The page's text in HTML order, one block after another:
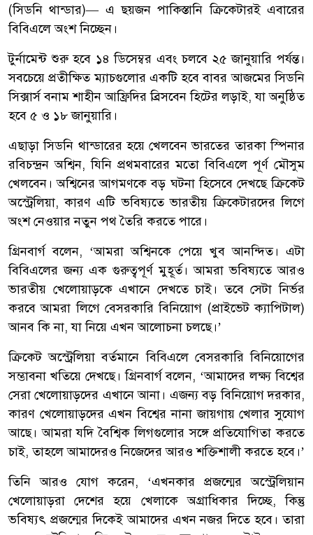
(সিডনি থান্ডার)— এ ছয়জন পাকিস্তানি ক্রিকেটারই এবারের
বিবিএলে অংশ নিচ্ছেন।
টুর্নামেন্ট শুরু হবে ১৪ ডিসেম্বর এবং চলবে ২৫ জানুয়ারি পর্যন্ত।
সবচেয়ে প্রতীক্ষিত ম্যাচগুলোর একটি হবে বাবর আজমের সিডনি
সিক্সার্স বনাম শাহীন আফ্রিদির ব্রিসবেন হিটের লড়াই, যা অনুষ্ঠিত
হবে ৫ ও ১৮ জানুয়ারি।
এছাড়া সিডনি থান্ডারের হয়ে খেলবেন ভারতের তারকা স্পিনার
রবিচন্দ্রন অশ্বিন, যিনি প্রথমবারের মতো বিবিএলে পূর্ণ মৌসুম
খেলবেন। অশ্বিনের আগমণকে বড় ঘটনা হিসেবে দেখছে ক্রিকেট
অস্ট্রেলিয়া, কারণ এটি ভবিষ্যতে ভারতীয় ক্রিকেটারদের লিগে
অংশ নেওয়ার নতুন পথ তৈরি করতে পারে।
গ্রিনবার্গ বলেন, ‘আমরা অশ্বিনকে পেয়ে খুব আনন্দিত। এটা
বিবিএলের জন্য এক গুরুত্বপূর্ণ মুহূর্ত। আমরা ভবিষ্যতে আরও
ভারতীয় খেলোয়াড়কে এখানে দেখতে চাই। তবে সেটা নির্ভর
করবে আমরা লিগে বেসরকারি বিনিয়োগ (প্রাইভেট ক্যাপিটাল)
আনব কি না, যা নিয়ে এখন আলোচনা চলছে।’
ক্রিকেট অস্ট্রেলিয়া বর্তমানে বিবিএলে বেসরকারি বিনিয়োগের
সম্ভাবনা খতিয়ে দেখছে। গ্রিনবার্গ বলেন, ‘আমাদের লক্ষ্য বিশ্বের
সেরা খেলোয়াড়দের এখানে আনা। এজন্য বড় বিনিয়োগ দরকার,
কারণ খেলোয়াড়দের এখন বিশ্বের নানা জায়গায় খেলার সুযোগ
আছে। আমরা যদি বৈশ্বিক লিগগুলোর সঙ্গে প্রতিযোগিতা করতে
চাই, তাহলে আমাদেরও নিজেদের আরও শক্তিশালী করতে হবে।’
তিনি আরও যোগ করেন, ‘এখনকার প্রজন্মের অস্ট্রেলিয়ান
খেলোয়াড়রা দেশের হয়ে খেলাকে অগ্রাধিকার দিচ্ছে, কিন্তু
ভবিষ্যৎ প্রজন্মের দিকেই আমাদের এখন নজর দিতে হবে। তারা